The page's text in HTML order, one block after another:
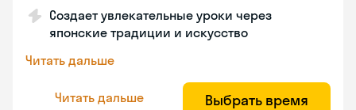
Создает увлекательные уроки через
японские традиции и искусство
Читать дальше
Читать дальше Выбрать время